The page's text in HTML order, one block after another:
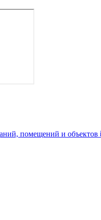
помещений и объектов